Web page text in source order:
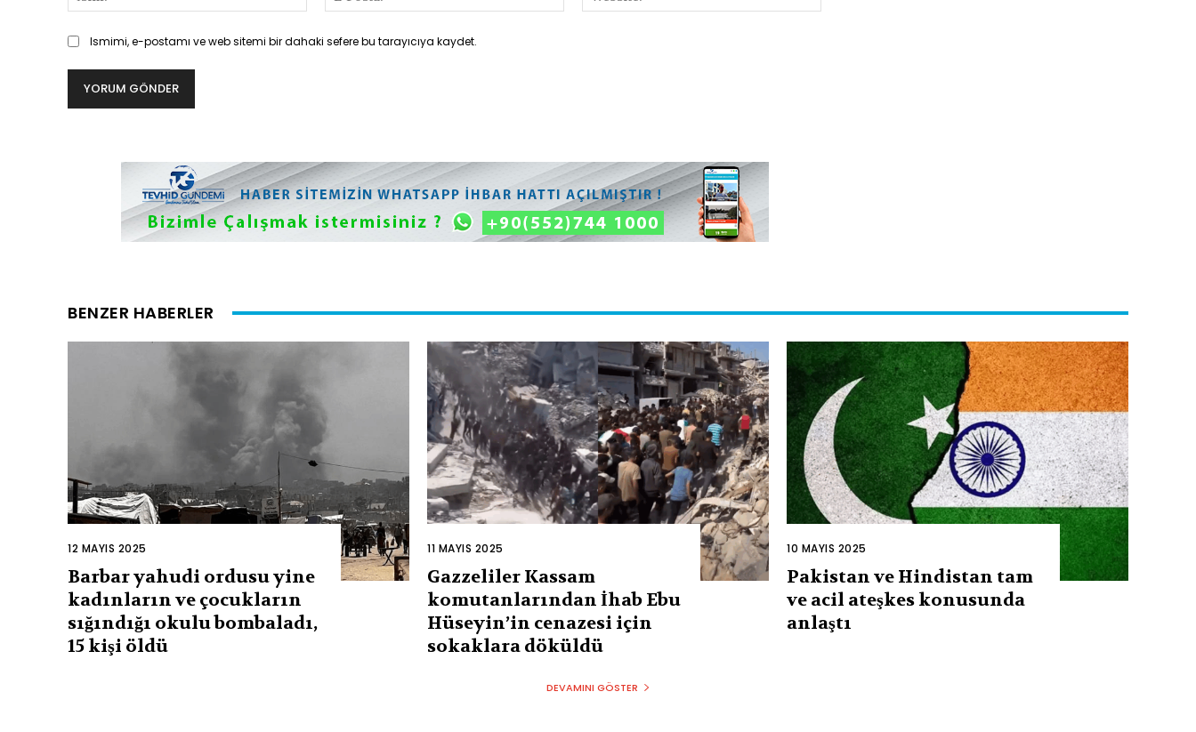
Posta:*
Ismimi, e-postamı ve web sitemi bir dahaki sefere bu tarayıcıya kaydet.
BENZER HABERLER
12 MAYIS 2025
Barbar yahudi ordusu yine
kadınların ve çocukların
sığındığı okulu bombaladı,
15 kişi öldü
11 MAYIS 2025
Gazzeliler Kassam
komutanlarından İhab Ebu
Hüseyin’in cenazesi için
sokaklara döküldü
10 MAYIS 2025
Pakistan ve Hindistan tam
ve acil ateşkes konusunda
anlaştı
DEVAMINI GÖSTER